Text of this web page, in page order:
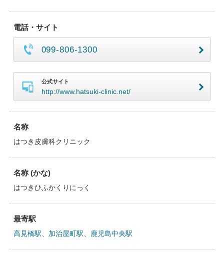
電話・サイト
099-806-1300
公式サイト
http://www.hatsuki-clinic.net/
名称
はつき皮膚科クリニック
名称 (かな)
はつきひふかくりにっく
最寄駅
高見橋駅 加治屋町駅 鹿児島中央駅